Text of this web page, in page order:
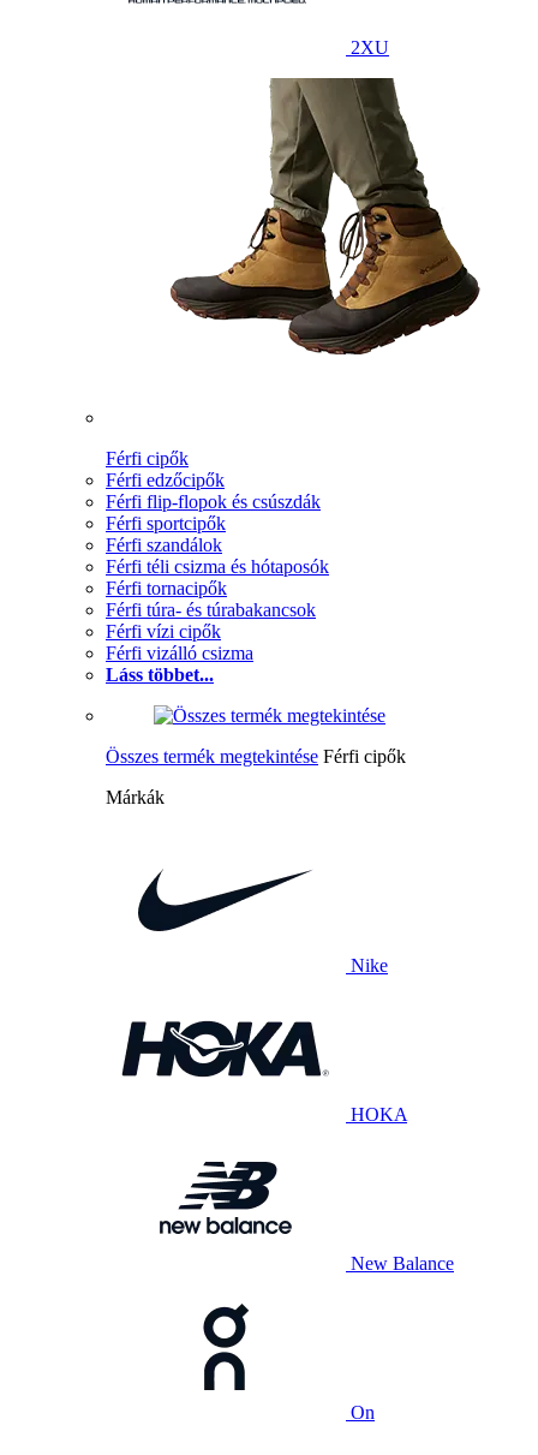
2XU
Férfi cipők
Férfi edzőcipők
Férfi flip-flopok és csúszdák
Férfi sportcipők
Férfi szandálok
Férfi téli csizma és hótaposók
Férfi tornacipők
Férfi túra- és túrabakancsok
Férfi vízi cipők
Férfi vizálló csizma
Láss többet...
Összes termék megtekintése Férfi cipők
Márkák
Nike
HOKA
New Balance
On